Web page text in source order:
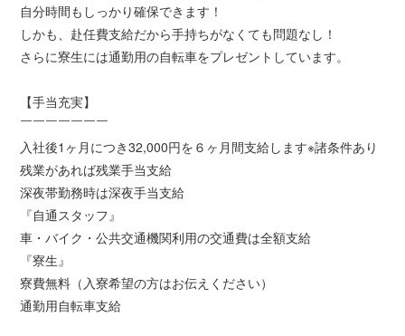
自分時間もしっかり確保できます！
しかも、赴任費支給だから手持ちがなくても問題なし！
さらに寮生には通勤用の自転車をプレゼントしています。
【手当充実】
￣￣￣￣￣￣￣
入社後1ヶ月につき32,000円を６ヶ月間支給します※諸条件あり
残業があれば残業手当支給
深夜帯勤務時は深夜手当支給
『自通スタッフ』
車・バイク・公共交通機関利用の交通費は全額支給
『寮生』
寮費無料（入寮希望の方はお伝えください）
通勤用自転車支給